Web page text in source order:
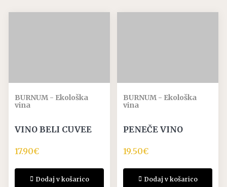
BURNUM - Ekološka
vina
VINO BELI CUVEE
17.90€
Dodaj v košarico
BURNUM - Ekološka
vina
PENEČE VINO
19.50€
Dodaj v košarico